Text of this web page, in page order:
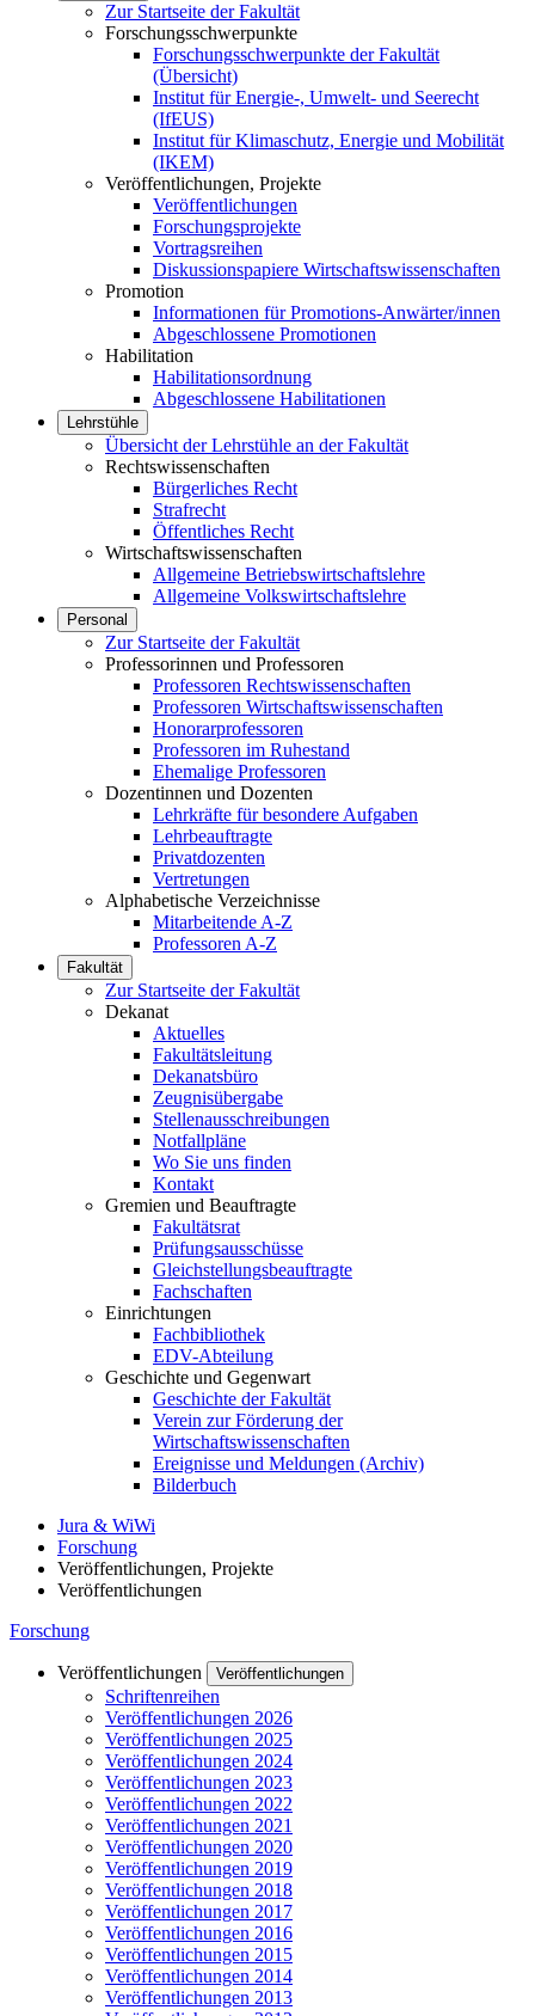
Zur Startseite der Fakultät
Forschungsschwerpunkte
Forschungsschwerpunkte der Fakultät
(Übersicht)
Institut für Energie-, Umwelt- und Seerecht
(IfEUS)
Institut für Klimaschutz, Energie und Mobilität
(IKEM)
Veröffentlichungen, Projekte
Veröffentlichungen
Forschungsprojekte
Vortragsreihen
Diskussionspapiere Wirtschaftswissenschaften
Promotion
Informationen für Promotions-Anwärter/innen
Abgeschlossene Promotionen
Habilitation
Habilitationsordnung
Abgeschlossene Habilitationen
Lehrstühle
Übersicht der Lehrstühle an der Fakultät
Rechtswissenschaften
Bürgerliches Recht
Strafrecht
Öffentliches Recht
Wirtschaftswissenschaften
Allgemeine Betriebswirtschaftslehre
Allgemeine Volkswirtschaftslehre
Personal
Zur Startseite der Fakultät
Professorinnen und Professoren
Professoren Rechtswissenschaften
Professoren Wirtschaftswissenschaften
Honorarprofessoren
Professoren im Ruhestand
Ehemalige Professoren
Dozentinnen und Dozenten
Lehrkräfte für besondere Aufgaben
Lehrbeauftragte
Privatdozenten
Vertretungen
Alphabetische Verzeichnisse
Mitarbeitende A-Z
Professoren A-Z
Fakultät
Zur Startseite der Fakultät
Dekanat
Aktuelles
Fakultätsleitung
Dekanatsbüro
Zeugnisübergabe
Stellenausschreibungen
Notfallpläne
Wo Sie uns finden
Kontakt
Gremien und Beauftragte
Fakultätsrat
Prüfungsausschüsse
Gleichstellungsbeauftragte
Fachschaften
Einrichtungen
Fachbibliothek
EDV-Abteilung
Geschichte und Gegenwart
Geschichte der Fakultät
Verein zur Förderung der
Wirtschaftswissenschaften
Ereignisse und Meldungen (Archiv)
Bilderbuch
Jura & WiWi
Forschung
Veröffentlichungen, Projekte
Veröffentlichungen
Forschung
Veröffentlichungen Veröffentlichungen
Schriftenreihen
Veröffentlichungen 2026
Veröffentlichungen 2025
Veröffentlichungen 2024
Veröffentlichungen 2023
Veröffentlichungen 2022
Veröffentlichungen 2021
Veröffentlichungen 2020
Veröffentlichungen 2019
Veröffentlichungen 2018
Veröffentlichungen 2017
Veröffentlichungen 2016
Veröffentlichungen 2015
Veröffentlichungen 2014
Veröffentlichungen 2013